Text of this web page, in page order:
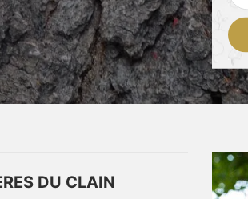
DU CLAIN